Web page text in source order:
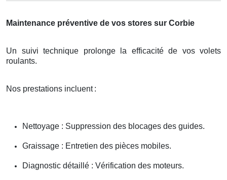
Maintenance préventive de vos stores sur Corbie
Un suivi technique prolonge la efficacité de vos volets
roulants.
Nos prestations incluent :
Nettoyage : Suppression des blocages des guides.
Graissage : Entretien des pièces mobiles.
Diagnostic détaillé : Vérification des moteurs.